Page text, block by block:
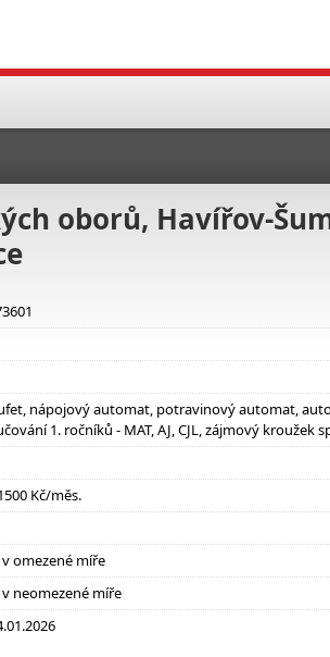
oborů, Havířov-
nápojový automat, potravinový automat,
1. ročníků - MAT, AJ, CJL, zájmový
Kč/měs.
omezené míře
neomezené míře